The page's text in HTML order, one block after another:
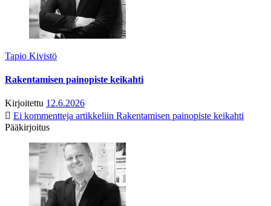
Tapio Kivistö
Rakentamisen painopiste keikahti
Kirjoitettu 12.6.2026
Ei kommentteja artikkeliin Rakentamisen painopiste keikahti
Pääkirjoitus